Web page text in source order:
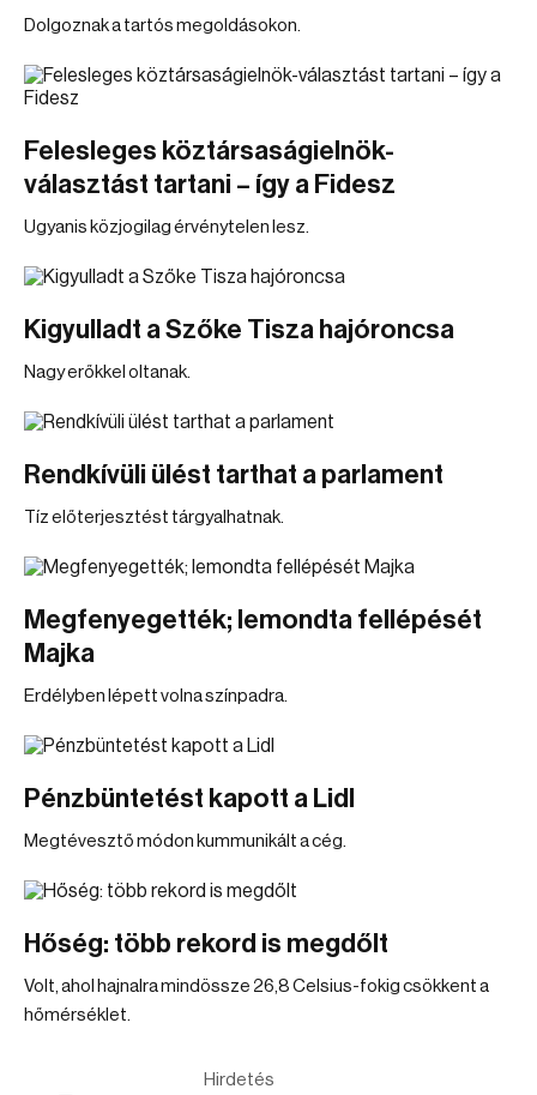
Dolgoznak a tartós megoldásokon.
Felesleges köztársaságielnök-
választást tartani – így a Fidesz
Ugyanis közjogilag érvénytelen lesz.
Kigyulladt a Szőke Tisza hajóroncsa
Nagy erőkkel oltanak.
Rendkívüli ülést tarthat a parlament
Tíz előterjesztést tárgyalhatnak.
Megfenyegették; lemondta fellépését
Majka
Erdélyben lépett volna színpadra.
Pénzbüntetést kapott a Lidl
Megtévesztő módon kummunikált a cég.
Hőség: több rekord is megdőlt
Volt, ahol hajnalra mindössze 26,8 Celsius-fokig csökkent a
hőmérséklet.
Hirdetés